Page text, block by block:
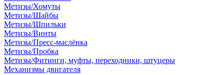
Метизы/Хомуты
Метизы/Шайбы
Метизы/Шпильки
Метизы/Винты
Метизы/Пресс-маслёнка
Метизы/Пробка
Метизы/Фитинги, муфты, переходники, штуцеры
Механизмы двигателя